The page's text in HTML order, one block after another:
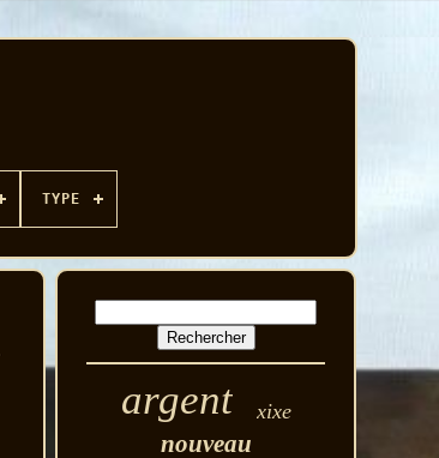
TYPE
argent xixe
nouveau